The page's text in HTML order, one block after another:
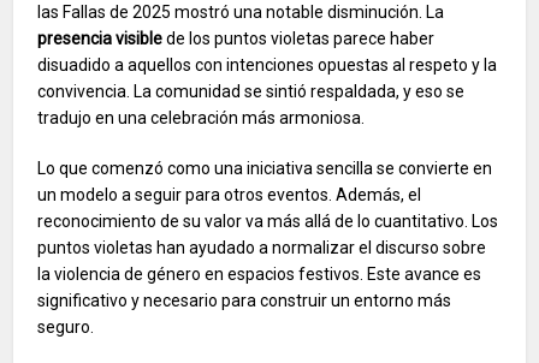
las Fallas de 2025 mostró una notable disminución. La
presencia visiblede los puntos violetas parece haber
disuadido a aquellos con intenciones opuestas al respeto y la
convivencia. La comunidad se sintió respaldada, y eso se
tradujo en una celebración más armoniosa.
Lo que comenzó como una iniciativa sencilla se convierte en
un modelo a seguir para otros eventos. Además, el
reconocimiento de su valor va más allá de lo cuantitativo. Los
puntos violetas han ayudado a normalizar el discurso sobre
la violencia de género en espacios festivos. Este avance es
significativo y necesario para construir un entorno más
seguro.